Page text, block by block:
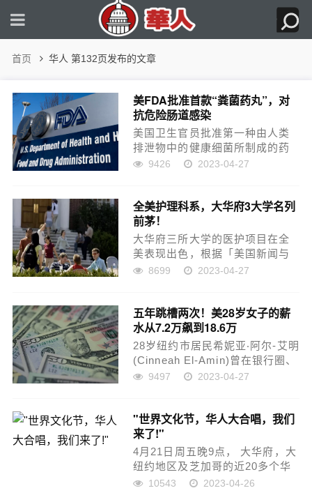
首页 华人 第132页发布的文章
美FDA批准首款“粪菌药丸”，对
抗危险肠道感染
美国卫生官员批准第一种由人类
排泄物中的健康细菌所制成的药
丸，来对抗危险的肠道感染，让
司（Seres Therapeutics）研制
出的药丸，提...
9426 2023-04-27
全美护理科系，大华府3大学名列
前茅！
大华府三所大学的医护项目在全
美表现出色，根据「美国新闻与
世界报导」(U.S. News and
斯大学(JHU)的执业护...
8699 2023-04-27
五年跳槽两次！美28岁女子的薪
水从7.2万飙到18.6万
28岁纽约市居民希妮亚‧阿尔-艾明
(Cinneah El-Amin)曾在银行圈、
科技界工作，今年2月在科技界任
初期，她年薪约7万20...
9497 2023-04-27
"世界文化节，华人大合唱，我们
来了!"
4月21日周五晚9点， 大华府，大
纽约地区及芝加哥的近20多个华
人合唱团的团长们，在网上相
10543 2023-04-26